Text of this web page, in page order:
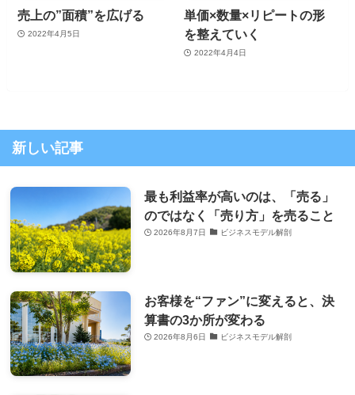
売上の”面積”を広げる
2022年4月5日
単価×数量×リピートの形
を整えていく
2022年4月4日
新しい記事
最も利益率が高いのは、「売る」
のではなく「売り方」を売ること
2026年8月7日 ビジネスモデル解剖
お客様を“ファン”に変えると、決
算書の3か所が変わる
2026年8月6日 ビジネスモデル解剖